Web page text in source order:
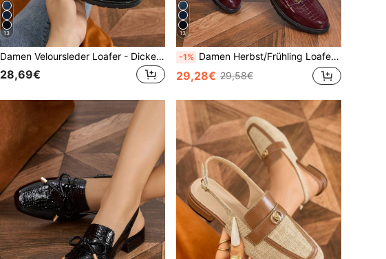
13
Damen Veloursleder Loafer - Dicke Sohle Slip-On, Rundkappe mit Metallschnalle, Lässig & Modisch, Geeignet für die Arbeit
28,69€
13
-1% Damen Herbst/Frühling Loafer - Burgunder Dicksohle Slip-On, runde Zehenpartie mit Metallschnalle, lässige Mode
29,28€ 29,58€